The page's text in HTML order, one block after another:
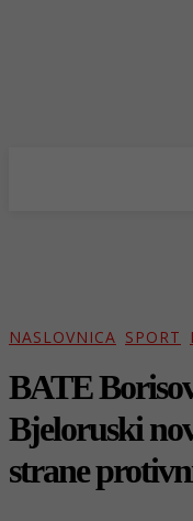
NASLOVNICA SPORT
BATE
Bjeloruski
strane